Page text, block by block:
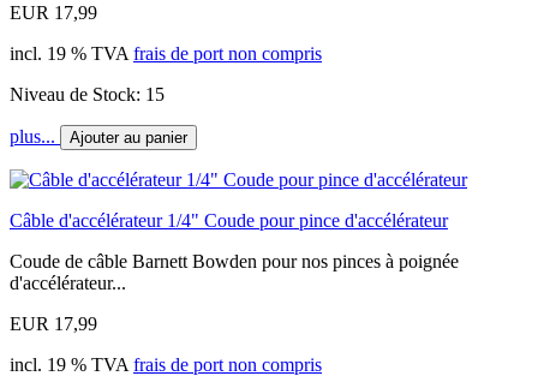
EUR 17,99
incl. 19 % TVA frais de port non compris
Niveau de Stock: 15
plus... Ajouter au panier
Câble d'accélérateur 1/4" Coude pour pince d'accélérateur
Coude de câble Barnett Bowden pour nos pinces à poignée
d'accélérateur...
EUR 17,99
incl. 19 % TVA frais de port non compris